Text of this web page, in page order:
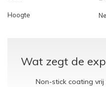
Hoogte
Wat zegt de
Non-stick coating vrij